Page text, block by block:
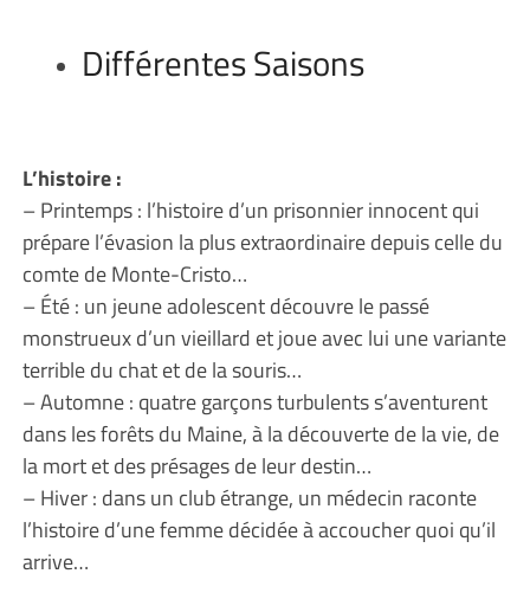
Différentes Saisons
L’histoire :
– Printemps : l’histoire d’un prisonnier innocent qui
prépare l’évasion la plus extraordinaire depuis celle du
comte de Monte-Cristo…
– Été : un jeune adolescent découvre le passé
monstrueux d’un vieillard et joue avec lui une variante
terrible du chat et de la souris…
– Automne : quatre garçons turbulents s’aventurent
dans les forêts du Maine, à la découverte de la vie, de
la mort et des présages de leur destin…
– Hiver : dans un club étrange, un médecin raconte
l’histoire d’une femme décidée à accoucher quoi qu’il
arrive…